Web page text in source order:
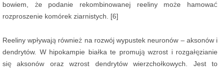
bowiem, że podanie rekombinowanej reeliny może hamować
rozproszenie komórek ziarnistych. [6]
Reeliny wpływają również na rozwój wypustek neuronów – aksonów i
dendrytów. W hipokampie białka te promują wzrost i rozgałęzianie
się aksonów oraz wzrost dendrytów wierzchołkowych. Jest to